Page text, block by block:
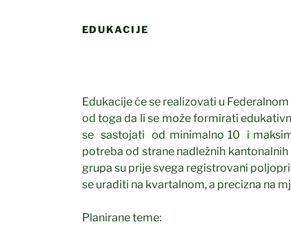
EDUKACIJE
Edukacije će se realizovati u
od toga da li se može formirati
se sastojati od minimalno 10 i
potreba od strane nadležnih
grupa su prije svega registrovani
se uraditi na kvartalnom, a precizna na
Planirane teme: